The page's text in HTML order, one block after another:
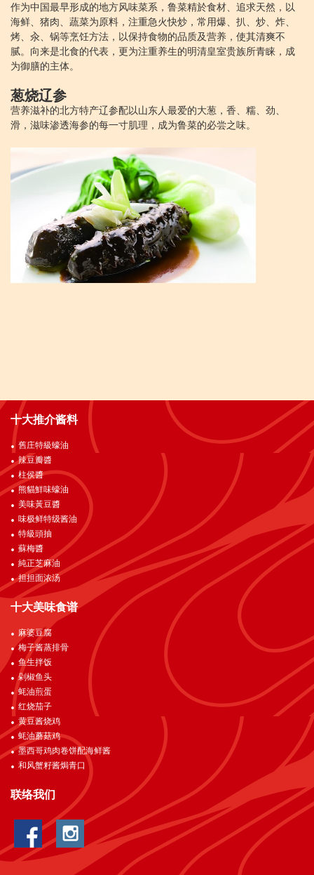
作为中国最早形成的地方风味菜系，鲁菜精於食材、追求天然，以
海鲜、猪肉、蔬菜为原料，注重急火快炒，常用爆、扒、炒、炸、
烤、汆、锅等烹饪方法，以保持食物的品质及营养，使其清爽不
腻。向来是北食的代表，更为注重养生的明清皇室贵族所青睐，成
为御膳的主体。
葱烧辽参
营养滋补的北方特产辽参配以山东人最爱的大葱，香、糯、劲、
滑，滋味渗透海参的每一寸肌理，成为鲁菜的必尝之味。
十大推介酱料
舊庄特級蠔油
辣豆瓣醬
柱侯醬
熊貓鮮味蠔油
美味黃豆醬
味极鲜特级酱油
特級頭抽
蘇梅醬
純正芝麻油
担担面浓汤
十大美味食谱
麻婆豆腐
梅子酱蒸排骨
鱼生拌饭
剁椒鱼头
蚝油煎蛋
红烧茄子
黄豆酱烧鸡
蚝油蘑菇鸡
墨西哥鸡肉卷饼配海鲜酱
和风蟹籽酱焗青口
联络我们